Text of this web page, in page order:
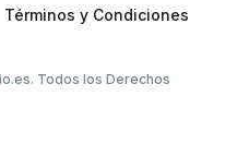
Términos y Condiciones
Todos los Derechos